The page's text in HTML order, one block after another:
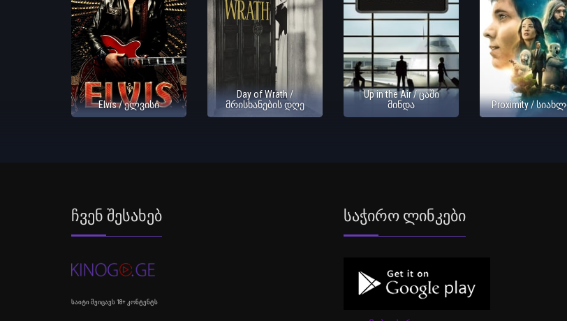
Elvis / ელვისი
Day of Wrath /
მრისხანების დღე
Up in the Air / ცაში
მინდა
Proximity /
Ჩვენ Შესახებ
საიტი შეიცავს 18+ კონტენტს
Საჭირო Ლინკები